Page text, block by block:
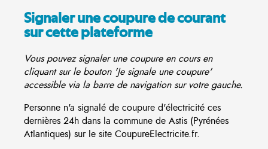
Signaler une coupure de courant
sur cette plateforme
Vous pouvez signaler une coupure en cours en
cliquant sur le bouton 'Je signale une coupure'
accessible via la barre de navigation sur votre gauche.
Personne n'a signalé de coupure d'électricité ces
dernières 24h dans la commune de Astis (Pyrénées
Atlantiques) sur le site CoupureElectricite.fr.